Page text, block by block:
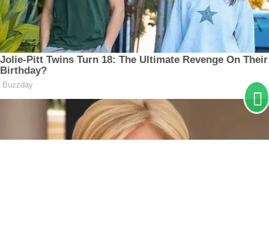
Termos de Uso e Privacidade
Esse site utiliza cookies para melhorar sua
experiência de navegação. Ao continuar o acesso,
entendemos que você concorda com nossos Termos
de Uso e Privacidade.
PARA MAIS INFORMAÇÕES,
CLICANDO AQUI
PROSSEGUIR